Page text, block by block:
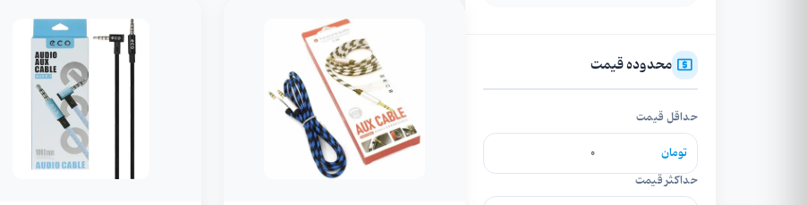
محدوده قیمت
حداقل قیمت
تومان
حداکثر قیمت